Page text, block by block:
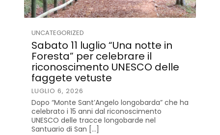
UNCATEGORIZED
Sabato 11 luglio “Una notte in
Foresta” per celebrare il
riconoscimento UNESCO delle
faggete vetuste
LUGLIO 6, 2026
Dopo “Monte Sant’Angelo longobarda” che ha
celebrato i 15 anni dal riconoscimento
UNESCO delle tracce longobarde nel
Santuario di San […]